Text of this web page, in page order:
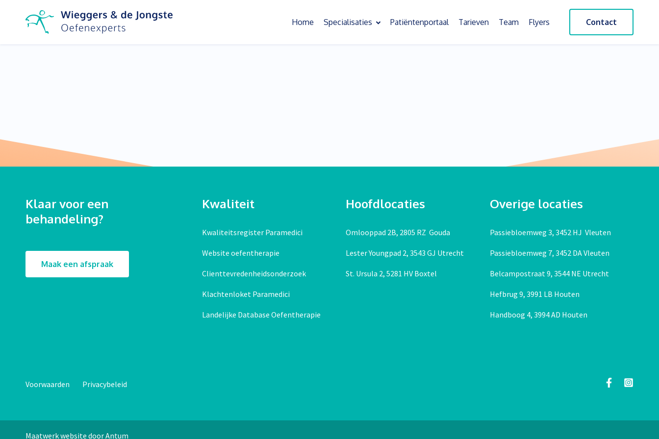
Home Specialisaties
Scoliose oefentherapie
Sensorische informatieverwerking
Patiëntenportaal Tarieven Team Flyers Contact
Klaar voor een
behandeling?
Maak een afspraak
Kwaliteit
Kwaliteitsregister Paramedici
Website oefentherapie
Clienttevredenheidsonderzoek
Klachtenloket Paramedici
Landelijke Database Oefentherapie
Hoofdlocaties
Omlooppad 2B, 2805 RZ Gouda
Lester Youngpad 2, 3543 GJ Utrecht
St. Ursula 2, 5281 HV Boxtel
Overige locaties
Passiebloemweg 3, 3452 HJ Vleuten
Passiebloemweg 7, 3452 DA Vleuten
Belcampostraat 9, 3544 NE Utrecht
Hefbrug 9, 3991 LB Houten
Handboog 4, 3994 AD Houten
Voorwaarden Privacybeleid
Maatwerk website door Antum